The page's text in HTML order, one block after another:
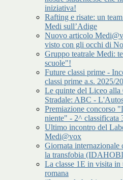
iniziativa!
Rafting e risate: un
Medi sull’Adige
Nuovo articolo
visto con gli occhi di
Gruppo teatrale Medi:
scuole"!
Future classi prime -
classi prime a.s. 2025/
Le quinte del Liceo alla
Stradale: ABC -
Premiazione concorso
niente" - 2^ classificata
Ultimo incontro del
Medi@vox
Giornata
la transfobia
La classe 1E in visita in
romana